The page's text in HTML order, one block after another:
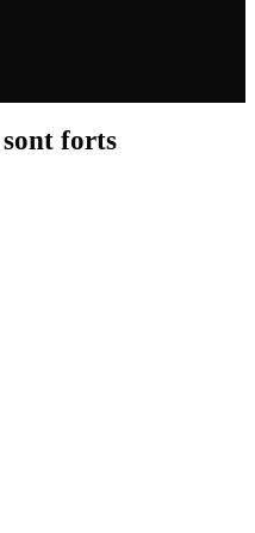
sont forts